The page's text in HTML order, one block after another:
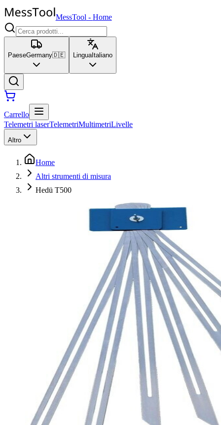
MessTool - Home
PaeseGermany🇩🇪 LinguaItaliano
Carrello
Telemetri laserTelemetriMultimetriLivelle
Altro
Home
Altri strumenti di misura
Hedü T500